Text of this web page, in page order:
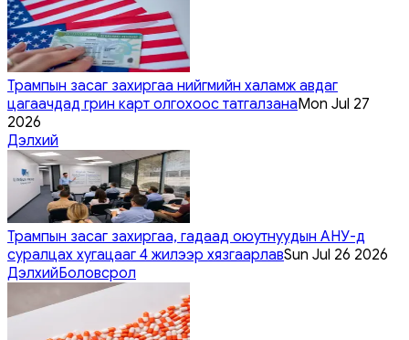
Трампын засаг захиргаа нийгмийн халамж авдаг
цагаачдад грин карт олгохоос татгалзанаMon Jul 27
2026
Дэлхий
Трампын засаг захиргаа, гадаад оюутнуудын АНУ-д
суралцах хугацааг 4 жилээр хязгаарлавSun Jul 26 2026
ДэлхийБоловсрол